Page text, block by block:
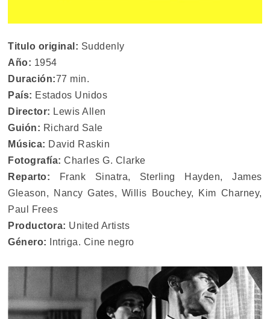
Titulo original: Suddenly
Año: 1954
Duración:77 min.
País: Estados Unidos
Director: Lewis Allen
Guión: Richard Sale
Música: David Raskin
Fotografía: Charles G. Clarke
Reparto: Frank Sinatra, Sterling Hayden, James
Gleason, Nancy Gates, Willis Bouchey, Kim Charney,
Paul Frees
Productora: United Artists
Género:
Intriga. Cine negro